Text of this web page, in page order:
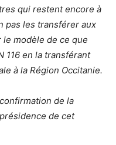
qui restent encore à
pas les transférer aux
modèle de ce que
116 en la transférant
à la Région Occitanie.
de la
de cet